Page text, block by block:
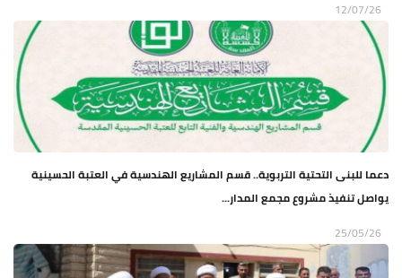
12/07/26
دعما للبنى التحتية التربوية.. قسم المشاريع الهندسية في العتبة الحسينية
يواصل تنفيذ مشروع مجمع المدار...
25/05/26